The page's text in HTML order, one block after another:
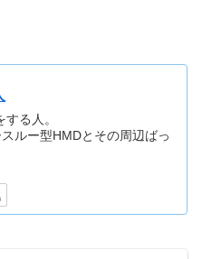
る人。
ルー型HMDとその周辺ばっ